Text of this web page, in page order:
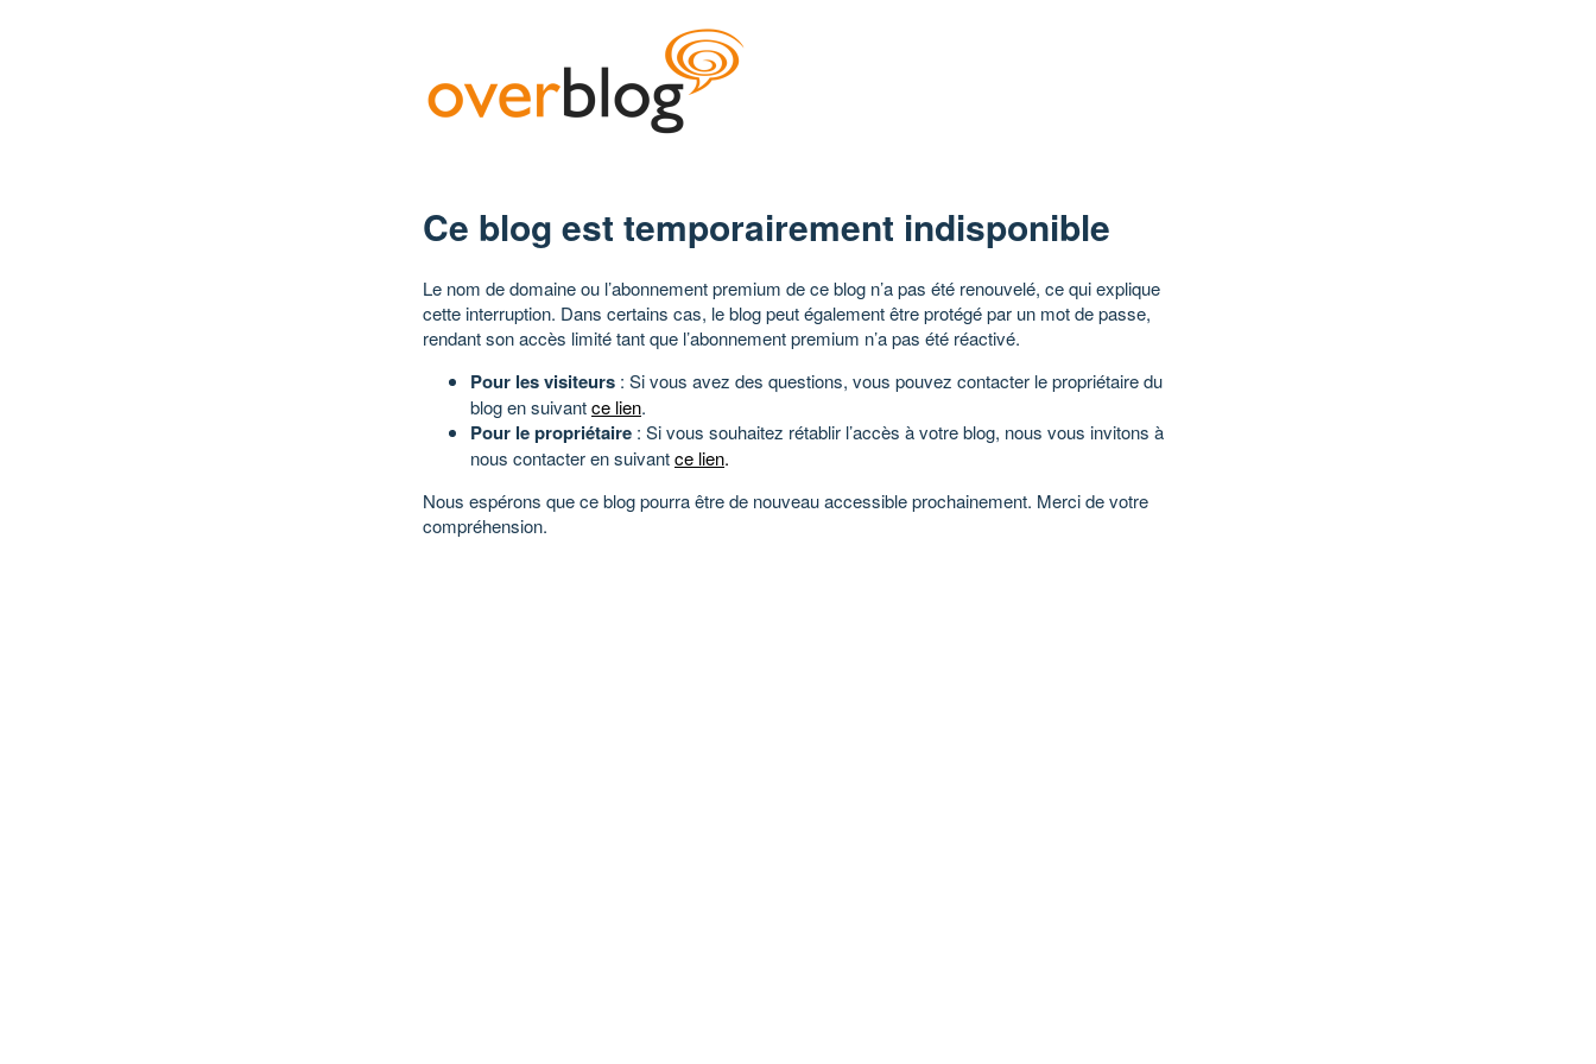
Ce blog est temporairement indisponible
Le nom de domaine ou l’abonnement premium de ce blog n’a pas été renouvelé, ce qui explique
cette interruption. Dans certains cas, le blog peut également être protégé par un mot de passe,
rendant son accès limité tant que l’abonnement premium n’a pas été réactivé.
Pour les visiteurs : Si vous avez des questions, vous pouvez contacter le propriétaire du
blog en suivantce lien.
Pour le propriétaire : Si vous souhaitez rétablir l’accès à votre blog, nous vous invitons à
nous contacter en suivantce lien.
Nous espérons que ce blog pourra être de nouveau accessible prochainement. Merci de votre
compréhension.